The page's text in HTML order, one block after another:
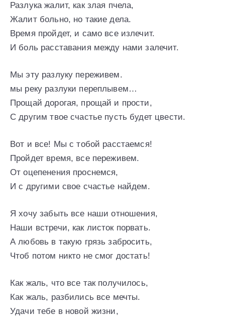
Разлука жалит, как злая пчела,
Жалит больно, но такие дела.
Время пройдет, и само все излечит.
И боль расставания между нами залечит.
Мы эту разлуку переживем.
мы реку разлуки переплывем…
Прощай дорогая, прощай и прости,
С другим твое счастье пусть будет цвести.
Вот и все! Мы с тобой расстаемся!
Пройдет время, все переживем.
От оцепенения проснемся,
И с другими свое счастье найдем.
Я хочу забыть все наши отношения,
Наши встречи, как листок порвать.
А любовь в такую грязь забросить,
Чтоб потом никто не смог достать!
Как жаль, что все так получилось,
Как жаль, разбились все мечты.
Удачи тебе в новой жизни,